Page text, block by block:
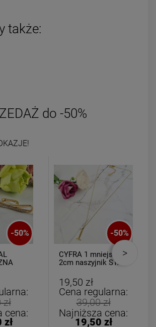
także:
do -50%
-50%
cena:
-50%
CYFRA 1 mniejsza
2cm naszyjnik STAL
19,50 zł
Cena regularna:
39,00 zł
Najniższa cena:
19,50 zł